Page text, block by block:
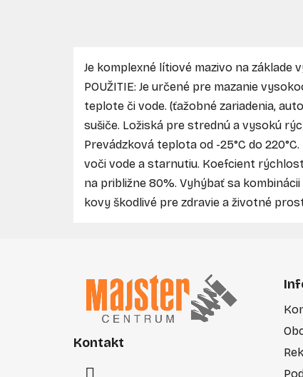
Je komplexné lítiové mazivo na základe
POUŽITIE: Je určené pre mazanie
teplote či vode. (ťažobné zariadenia,
sušiče. Ložiská pre strednú a vysokú
Prevádzková teplota od -25°C do
voči vode a starnutiu. Koefcient
na približne 80%. Vyhýbať sa
kovy škodlivé pre zdravie a životné
Kontakt